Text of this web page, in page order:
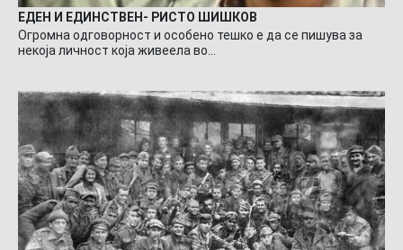
ЕДЕН И ЕДИНСТВЕН- РИСТО ШИШКОВ
Огромна одговорност и особено тешко е да се пишува за
некоја личност која живеела во…